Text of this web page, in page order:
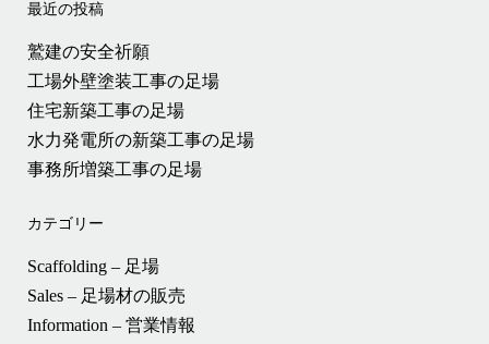
最近の投稿
鷲建の安全祈願
工場外壁塗装工事の足場
住宅新築工事の足場
水力発電所の新築工事の足場
事務所増築工事の足場
カテゴリー
Scaffolding – 足場
Sales – 足場材の販売
Information – 営業情報